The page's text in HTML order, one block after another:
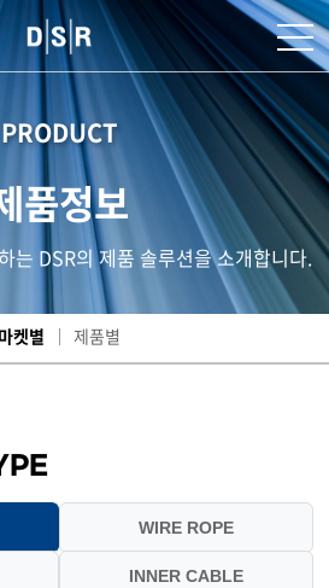
PRODUCT
품정보
는 DSR의 제품 솔루션을 소개합니다.
마켓별 제품별
WIRE ROPE
INNER CABLE